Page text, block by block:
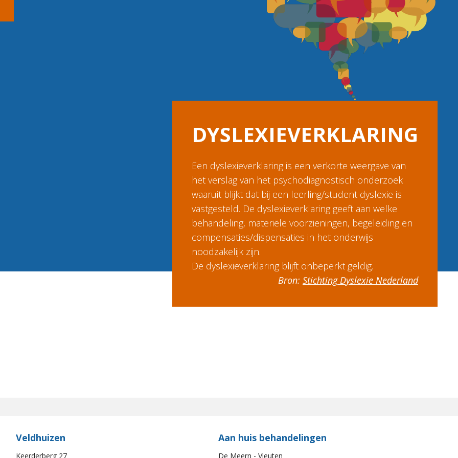
DYSLEXIEVERKLARING
Een dyslexieverklaring is een verkorte weergave van
het verslag van het psychodiagnostisch onderzoek
waaruit blijkt dat bij een leerling/student dyslexie is
vastgesteld. De dyslexieverklaring geeft aan welke
behandeling, materiële voorzieningen, begeleiding en
compensaties/dispensaties in het onderwijs
noodzakelijk zijn.
De dyslexieverklaring blijft onbeperkt geldig.
Bron: Stichting Dyslexie Nederland
Veldhuizen
Keerderberg 27
Aan huis behandelingen
De Meern - Vleuten